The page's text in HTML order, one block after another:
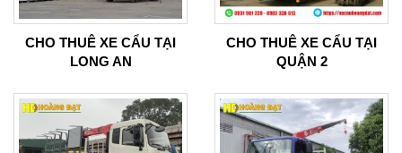
CHO THUÊ XE CẨU TẠI
LONG AN
CHO THUÊ XE CẨU TẠI
QUẬN 2